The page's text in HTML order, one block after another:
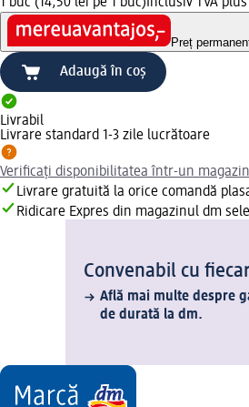
Preț
Adaugă în coș
Livrabil
Livrare standard 1-3 zile lucrătoare
Verificați disponibilitatea într-un
Livrare gratuită la orice comandă
Ridicare Expres din magazinul dm
Convenabil cu
Află mai multe despre
de durată la dm.